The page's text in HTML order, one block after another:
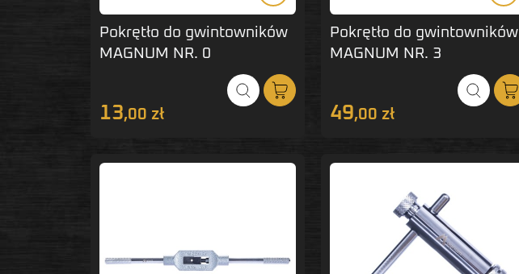
Pokrętło do gwintowników
MAGNUM NR. 0
13,00 zł
Pokrętło do gwintowników
MAGNUM NR. 3
49,00 zł